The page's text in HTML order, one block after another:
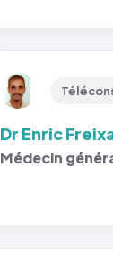
Dr Enric
Médecin